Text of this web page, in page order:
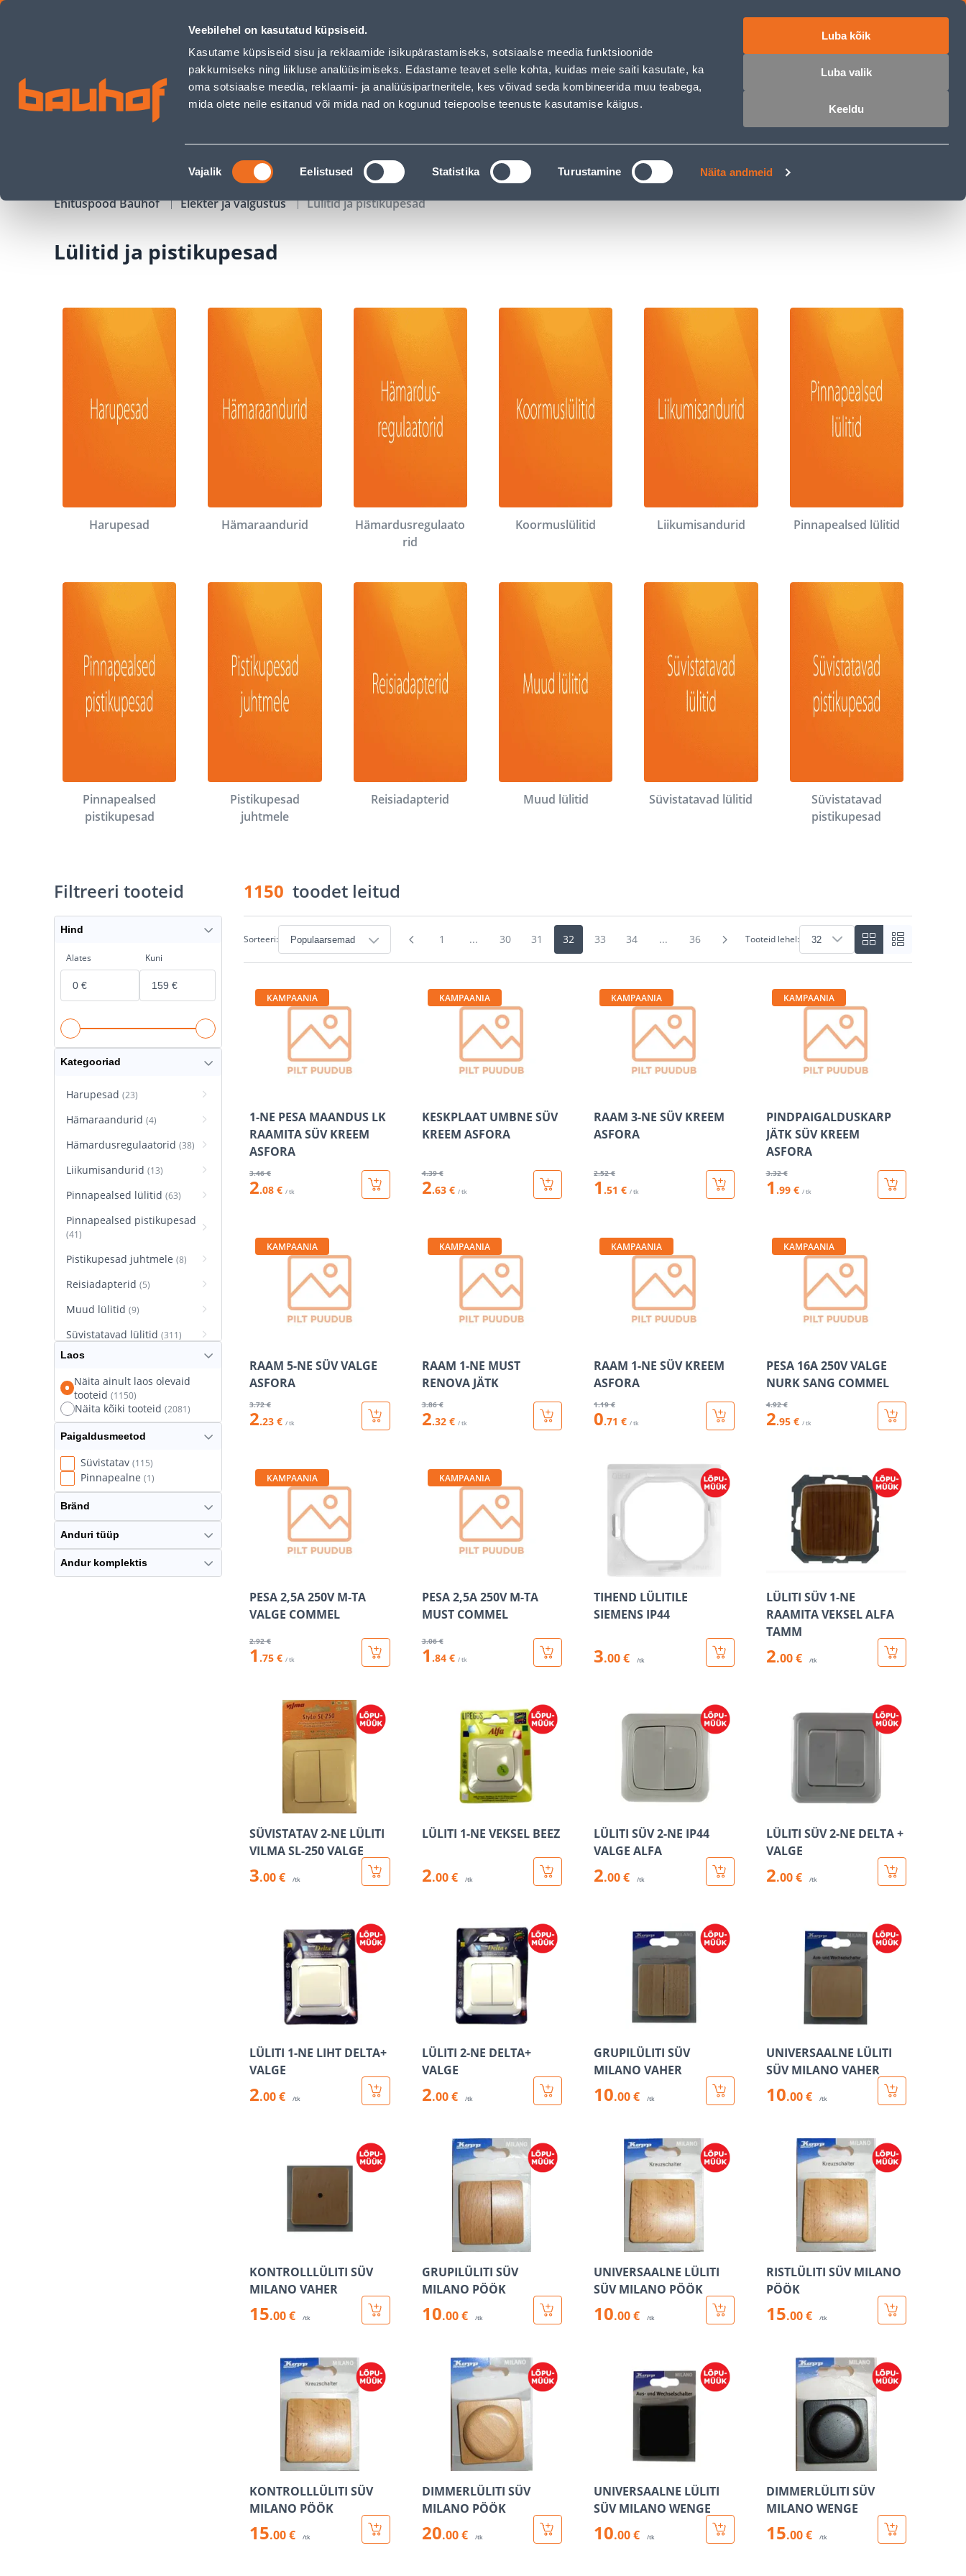
Veebilehel on kasutatud küpsiseid.
Kasutame küpsiseid sisu ja reklaamide isikupärastamiseks, sotsiaalse meedia funktsioonide
pakkumiseks ning liikluse analüüsimiseks. Edastame teavet selle kohta, kuidas meie saiti kasutate, ka
oma sotsiaalse meedia, reklaami- ja analüüsipartneritele, kes võivad seda kombineerida muu teabega,
mida olete neile esitanud või mida nad on kogunud teiepoolse teenuste kasutamise käigus.
Nõusoleku
valik
Vajalik Eelistused Statistika Turustamine Näita andmeid
Luba kõik
Luba valik
Keeldu
Lülitid ja pistikupesad - Bauhof has loaded
Äriklienditeenindus Klienditeenindus Teenused Karjäärileht
OTSI Logi sisse
KAMPAANIAD KATALOOGID TÖÖRIISTALAENUTUS JÄRELMAKS
Ehituspood Bauhof Elekter ja valgustus Lülitid ja pistikupesad
Lülitid ja pistikupesad
Harupesad Hämaraandurid
Hämardusregulaato
rid
Koormuslülitid Liikumisandurid Pinnapealsed lülitid
Pinnapealsed
pistikupesad
Pistikupesad
juhtmele
Reisiadapterid Muud lülitid Süvistatavad lülitid
Süvistatavad
pistikupesad
1150 toodet leitud
Sorteeri: 1 ... 30 31 32 33 34 ... 36 Tooteid lehel:
KAMPAANIA
1-NE PESA MAANDUS LK
RAAMITA SÜV KREEM
ASFORA
3.46 €
2.08 € / tk
KAMPAANIA
KESKPLAAT UMBNE SÜV
KREEM ASFORA
4.39 €
2.63 € / tk
KAMPAANIA
RAAM 3-NE SÜV KREEM
ASFORA
2.52 €
1 .51 € / tk
KAMPAANIA
PINDPAIGALDUSKARP
JÄTK SÜV KREEM
ASFORA
3.32 €
1 .99 € / tk
KAMPAANIA
RAAM 5-NE SÜV VALGE
ASFORA
3.72 €
2.23 € / tk
KAMPAANIA
RAAM 1-NE MUST
RENOVA JÄTK
3.86 €
2.32 € / tk
KAMPAANIA
RAAM 1-NE SÜV KREEM
ASFORA
1.19 €
0.71 € / tk
KAMPAANIA
PESA 16A 250V VALGE
NURK SANG COMMEL
4.92 €
2.95 € / tk
KAMPAANIA
PESA 2,5A 250V M-TA
VALGE COMMEL
2.92 €
1 .75 € / tk
KAMPAANIA
PESA 2,5A 250V M-TA
MUST COMMEL
3.06 €
1 .84 € / tk
TIHEND LÜLITILE
SIEMENS IP44
3.00 € /tk
LÜLITI SÜV 1-NE
RAAMITA VEKSEL ALFA
TAMM
2.00 € /tk
SÜVISTATAV 2-NE LÜLITI
VILMA SL-250 VALGE
3.00 € /tk
LÜLITI 1-NE VEKSEL BEEZ
2.00 € /tk
LÜLITI SÜV 2-NE IP44
VALGE ALFA
2.00 € /tk
LÜLITI SÜV 2-NE DELTA +
VALGE
2.00 € /tk
LÜLITI 1-NE LIHT DELTA+
VALGE
2.00 € /tk
LÜLITI 2-NE DELTA+
VALGE
2.00 € /tk
GRUPILÜLITI SÜV
MILANO VAHER
10.00 € /tk
UNIVERSAALNE LÜLITI
SÜV MILANO VAHER
10.00 € /tk
KONTROLLLÜLITI SÜV
MILANO VAHER
15.00 € /tk
GRUPILÜLITI SÜV
MILANO PÖÖK
10.00 € /tk
UNIVERSAALNE LÜLITI
SÜV MILANO PÖÖK
10.00 € /tk
RISTLÜLITI SÜV MILANO
PÖÖK
15.00 € /tk
KONTROLLLÜLITI SÜV
MILANO PÖÖK
15.00 € /tk
DIMMERLÜLITI SÜV
MILANO PÖÖK
20.00 € /tk
UNIVERSAALNE LÜLITI
SÜV MILANO WENGE
10.00 € /tk
DIMMERLÜLITI SÜV
MILANO WENGE
15.00 € /tk
Filtreeri tooteid
Hind
Alates Kuni
Kategooriad
Harupesad (23)
Hämaraandurid (4)
Hämardusregulaatorid (38)
Liikumisandurid (13)
Pinnapealsed lülitid (63)
Pinnapealsed pistikupesad
(41)
Pistikupesad juhtmele (8)
Reisiadapterid (5)
Muud lülitid (9)
Süvistatavad lülitid (311)
Süvistatavad pistikupesad
Termostaatlülitid
Laos
Näita ainult laos olevaid
tooteid (1150)
Näita kõiki tooteid (2081)
Paigaldusmeetod
Süvistatav (115)
Pinnapealne (1)
Bränd
Anduri tüüp
Andur komplektis